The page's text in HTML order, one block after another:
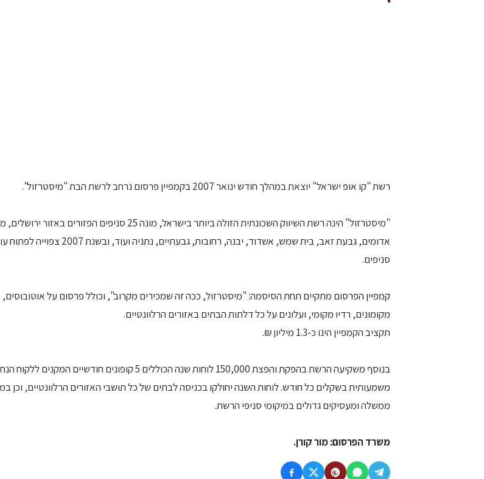
רשת "קו אופ ישראל" יוצאת במהלך חודש ינואר 2007 בקמפיין פרסום נרחב לרשת הבת "מיסטרזול".
"מיסטרזול" הינה רשת השיווק השכונתית הזולה ביותר בישראל, מונה 25 סניפים הפזורים באזור
סניפים.
קמפיין הפרסום מתקיים תחת הסיסמה: "מיסטרזול, ככה זה שמכירים מקרוב", וכולל פרסום על אוטובוסים,
מקומונים, רדיו מקומי, ועלונים על כל דלתות הבתים באזורים הרלוונטיים.
תקציב הקמפיין הינו כ-1.3 מיליון ₪.
בנוסף משקיעה הרשת בהפקת והפצת 150,000 לוחות שנה הכוללים 5 קופונים חודשיים המקנים
משמעותית בשקלים כל חודש. לוחות השנה יחולקו בכניסה לבתים של כל תושבי האזורים הרלוונטיים, וכן
ממשלה ומעסיקים גדולים במיקומי סניפי הרשת.
משרד הפרסום: מור קורן.